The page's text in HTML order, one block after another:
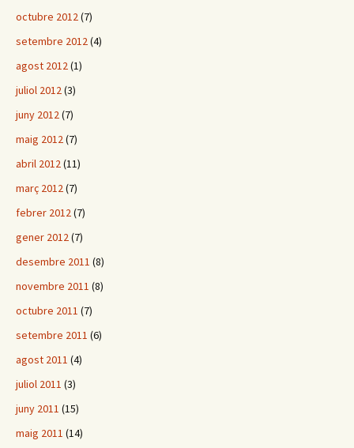
octubre 2012(7)
setembre 2012(4)
agost 2012(1)
juliol 2012(3)
juny 2012(7)
maig 2012(7)
abril 2012(11)
març 2012(7)
febrer 2012(7)
gener 2012(7)
desembre 2011 (8)
novembre 2011 (8)
octubre 2011 (7)
setembre 2011 (6)
agost 2011 (4)
juliol 2011 (3)
juny 2011 (15)
maig 2011 (14)